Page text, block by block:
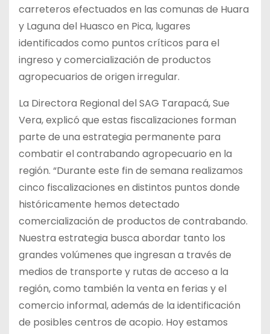
carreteros efectuados en las comunas de Huara
y Laguna del Huasco en Pica, lugares
identificados como puntos críticos para el
ingreso y comercialización de productos
agropecuarios de origen irregular.
La Directora Regional del SAG Tarapacá, Sue
Vera, explicó que estas fiscalizaciones forman
parte de una estrategia permanente para
combatir el contrabando agropecuario en la
región. “Durante este fin de semana realizamos
cinco fiscalizaciones en distintos puntos donde
históricamente hemos detectado
comercialización de productos de contrabando.
Nuestra estrategia busca abordar tanto los
grandes volúmenes que ingresan a través de
medios de transporte y rutas de acceso a la
región, como también la venta en ferias y el
comercio informal, además de la identificación
de posibles centros de acopio. Hoy estamos